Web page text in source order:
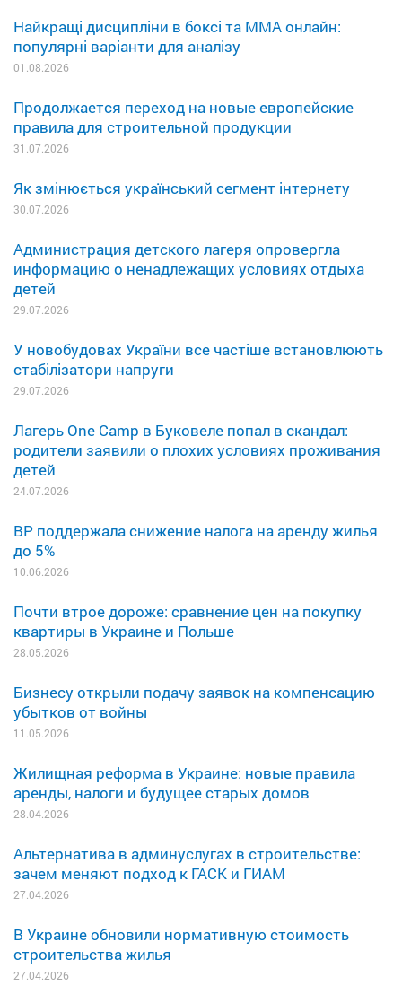
Найкращі дисципліни в боксі та MMA онлайн:
популярні варіанти для аналізу
01.08.2026
Продолжается переход на новые европейские
правила для строительной продукции
31.07.2026
Як змінюється український сегмент інтернету
30.07.2026
Администрация детского лагеря опровергла
информацию о ненадлежащих условиях отдыха
детей
29.07.2026
У новобудовах України все частіше встановлюють
стабілізатори напруги
29.07.2026
Лагерь One Camp в Буковеле попал в скандал:
родители заявили о плохих условиях проживания
детей
24.07.2026
ВР поддержала снижение налога на аренду жилья
до 5%
10.06.2026
Почти втрое дороже: сравнение цен на покупку
квартиры в Украине и Польше
28.05.2026
Бизнесу открыли подачу заявок на компенсацию
убытков от войны
11.05.2026
Жилищная реформа в Украине: новые правила
аренды, налоги и будущее старых домов
28.04.2026
Альтернатива в админуслугах в строительстве:
зачем меняют подход к ГАСК и ГИАМ
27.04.2026
В Украине обновили нормативную стоимость
строительства жилья
27.04.2026